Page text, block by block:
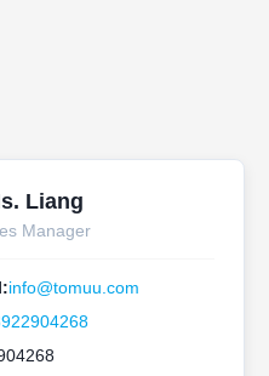
Liang
Manager
info@tomuu.com